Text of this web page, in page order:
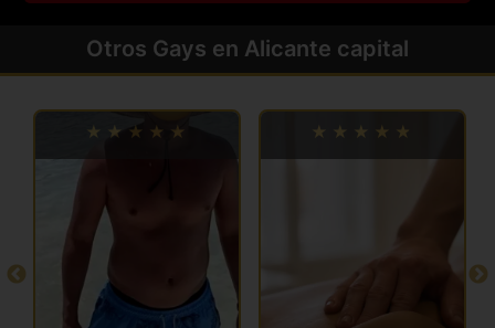
Otros Gays en Alicante capital